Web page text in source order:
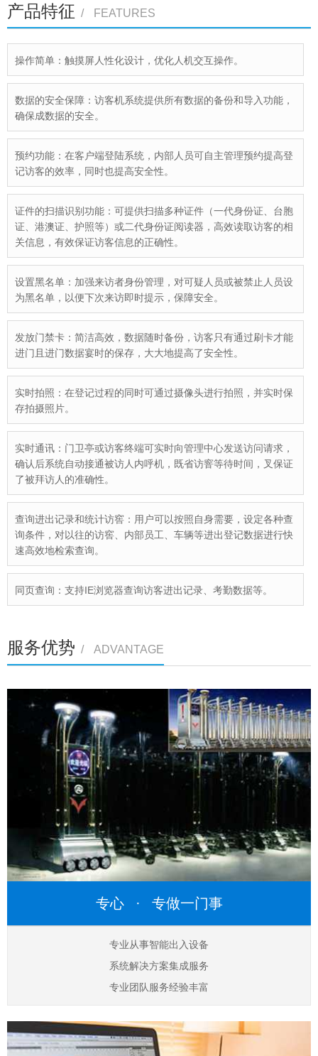
产品特征 / FEATURES
操作简单：触摸屏人性化设计，优化人机交互操作。
数据的安全保障：访客机系统提供所有数据的备份和导入功能，
确保成数据的安全。
预约功能：在客户端登陆系统，内部人员可自主管理预约提高登
记访客的效率，同时也提高安全性。
证件的扫描识别功能：可提供扫描多种证件（一代身份证、台胞
证、港澳证、护照等）或二代身份证阅读器，高效读取访客的相
关信息，有效保证访客信息的正确性。
设置黑名单：加强来访者身份管理，对可疑人员或被禁止人员设
为黑名单，以便下次来访即时提示，保障安全。
发放门禁卡：简洁高效，数据随时备份，访客只有通过刷卡才能
进门且进门数据宴时的保存，大大地提高了安全性。
实时拍照：在登记过程的同时可通过摄像头进行拍照，并实时保
存拍摄照片。
实时通讯：门卫亭或访客终端可实时向管理中心发送访问请求，
确认后系统自动接通被访人内呼机，既省访窨等待时间，叉保证
了被拜访人的准确性。
查询进出记录和统计访窖：用户可以按照自身需要，设定各种查
询条件，对以往的访窖、内部员工、车辆等进出登记数据进行快
速高效地检索查询。
同页查询：支持IE浏览器查询访客进出记录、考勤数据等。
服务优势 / ADVANTAGE
专心 · 专做一门事
专业从事智能出入设备
系统解决方案集成服务
专业团队服务经验丰富